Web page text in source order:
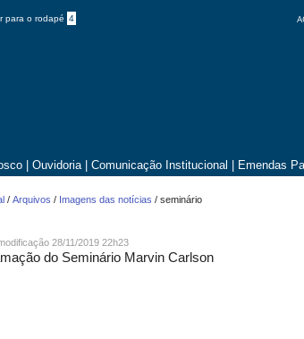
para o rodapé 4
Ouvidoria Comunicação Institucional Emendas
/Arquivos / Imagens das notícias /seminário
28/11/2019 22h23
do Seminário Marvin Carlson